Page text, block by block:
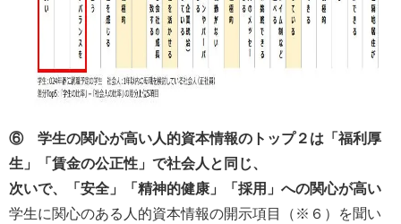
⑥ 学生の関心が高い人的資本情報のトップ２は「福利厚
生」「賃金の公正性」で社会人と同じ、
次いで、「安全」「精神的健康」「採用」への関心が高い
学生に関心のある人的資本情報の開示項目（※６）を聞い